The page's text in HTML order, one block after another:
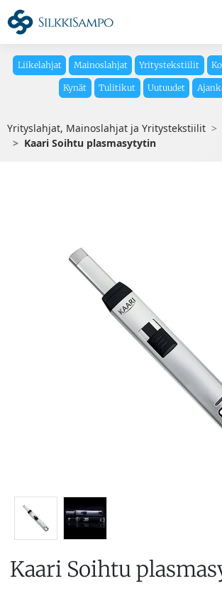
Liikelahjat Mainoslahjat Yritystekstiilit
Kynät Tulitikut Uutuudet
Yrityslahjat, Mainoslahjat ja Yritystekstiilit
Kaari Soihtu plasmasytytin
Kaari Soihtu